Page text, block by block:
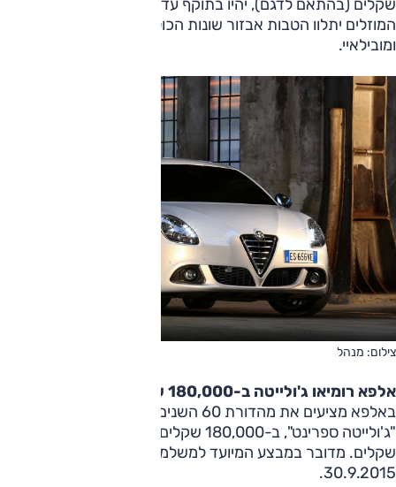
המוזלים יתלוו הטבות אבזור שונות הכוללות מערכות מיגון, ניווט
ומובילאיי.
צילום: מנהל
אלפא רומיאו ג'ולייטה ב-180,000 שקלים
באלפא מציעים את מהדורת 60 השנים לג'ולייטה הנקראת
שקלים. מדובר במבצע המיועד למשלמים במזומן והוא בתוקף עד
30.9.2015.